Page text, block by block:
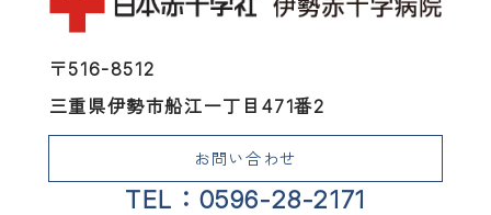
〒516-8512
三重県伊勢市船江一丁目471番2
お問い合わせ
TEL：0596-28-2171